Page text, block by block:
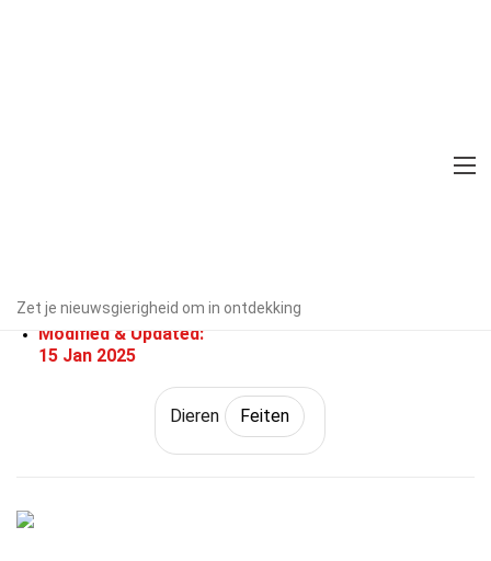
Zet je nieuwsgierigheid om in ontdekking
Ingaborg Chenault
Modified & Updated:
15 Jan 2025
Dieren Feiten